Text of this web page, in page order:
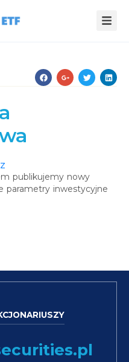
publikujemy nowy
parametry inwestycyjne